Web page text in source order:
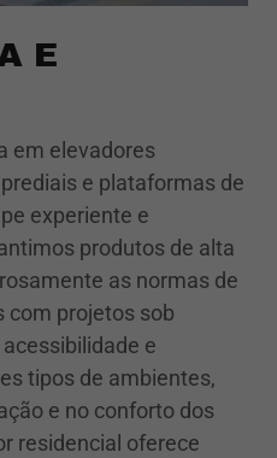
E
em elevadores
e plataformas de
experiente e
produtos de alta
as normas de
com projetos sob
e
tipos de ambientes,
e no conforto dos
residencial oferece